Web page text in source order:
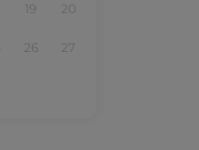
19
Inactive
20
Inactive
26
Inactive
27